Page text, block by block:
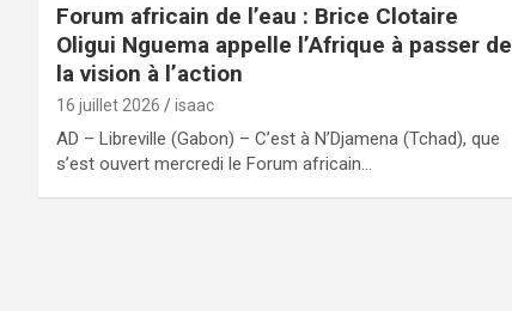
Forum africain de l’eau : Brice Clotaire
Oligui Nguema appelle l’Afrique à passer de
la vision à l’action
16 juillet 2026 isaac
AD – Libreville (Gabon) – C’est à N’Djamena (Tchad), que
s’est ouvert mercredi le Forum africain…